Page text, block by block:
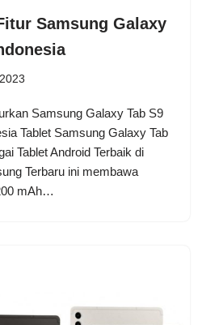
Samsung Galaxy
Samsung Galaxy Tab S9
Tablet Samsung Galaxy Tab
Tablet Android Terbaik di
Terbaru ini membawa
mAh…